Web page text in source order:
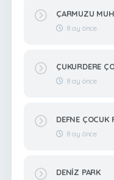
ÇARMUZU
8 ay önce
ÇUKURDERE
8 ay önce
DEFNE ÇOCUK
8 ay önce
DENİZ PARK